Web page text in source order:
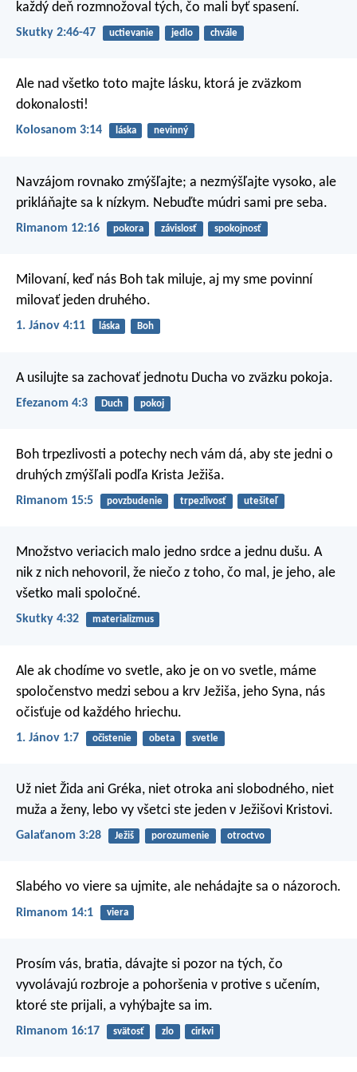
každý deň rozmnožoval tých, čo mali byť spasení.
Skutky 2:46-47 uctievanie jedlo chvále
Ale nad všetko toto majte lásku, ktorá je zväzkom
dokonalosti!
Kolosanom 3:14 láska nevinný
Navzájom rovnako zmýšľajte; a nezmýšľajte vysoko, ale
prikláňajte sa k nízkym. Nebuďte múdri sami pre seba.
Rimanom 12:16 pokora závislosť spokojnosť
Milovaní, keď nás Boh tak miluje, aj my sme povinní
milovať jeden druhého.
1. Jánov 4:11 láska Boh
A usilujte sa zachovať jednotu Ducha vo zväzku pokoja.
Efezanom 4:3 Duch pokoj
Boh trpezlivosti a potechy nech vám dá, aby ste jedni o
druhých zmýšľali podľa Krista Ježiša.
Rimanom 15:5 povzbudenie trpezlivosť utešiteľ
Množstvo veriacich malo jedno srdce a jednu dušu. A
nik z nich nehovoril, že niečo z toho, čo mal, je jeho, ale
všetko mali spoločné.
Skutky 4:32 materializmus
Ale ak chodíme vo svetle, ako je on vo svetle, máme
spoločenstvo medzi sebou a krv Ježiša, jeho Syna, nás
očisťuje od každého hriechu.
1. Jánov 1:7 očistenie obeta svetle
Už niet Žida ani Gréka, niet otroka ani slobodného, niet
muža a ženy, lebo vy všetci ste jeden v Ježišovi Kristovi.
Galaťanom 3:28 Ježiš porozumenie otroctvo
Slabého vo viere sa ujmite, ale nehádajte sa o názoroch.
Rimanom 14:1 viera
Prosím vás, bratia, dávajte si pozor na tých, čo
vyvolávajú rozbroje a pohoršenia v protive s učením,
ktoré ste prijali, a vyhýbajte sa im.
Rimanom 16:17 svätosť zlo cirkvi